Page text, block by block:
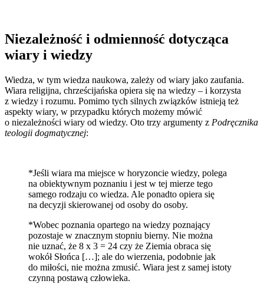
Niezależność i odmienność dotycząca
wiary i wiedzy
Wiedza, w tym wiedza naukowa, zależy od wiary jako zaufania.
Wiara religijna, chrześcijańska opiera się na wiedzy – i korzysta
z wiedzy i rozumu. Pomimo tych silnych związków istnieją też
aspekty wiary, w przypadku których możemy mówić
o niezależności wiary od wiedzy. Oto trzy argumenty z Podręcznika
teologii dogmatycznej:
*Jeśli wiara ma miejsce w horyzoncie wiedzy, polega
na obiektywnym poznaniu i jest w tej mierze tego
samego rodzaju co wiedza. Ale ponadto opiera się
na decyzji skierowanej od osoby do osoby.
*Wobec poznania opartego na wiedzy poznający
pozostaje w znacznym stopniu bierny. Nie można
nie uznać, że 8 x 3 = 24 czy że Ziemia obraca się
wokół Słońca […]; ale do wierzenia, podobnie jak
do miłości, nie można zmusić. Wiara jest z samej istoty
czynną postawą człowieka.